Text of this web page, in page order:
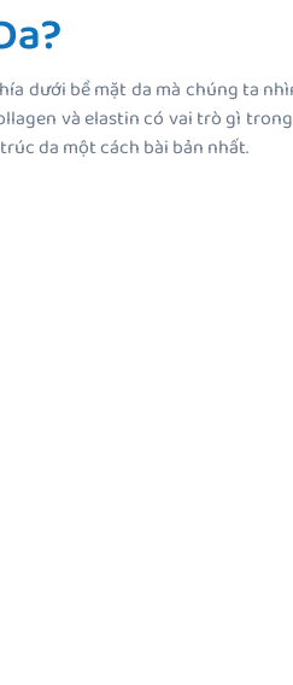
dưới bề mặt da mà chúng ta
và elastin có vai trò gì
da một cách bài bản nhất.